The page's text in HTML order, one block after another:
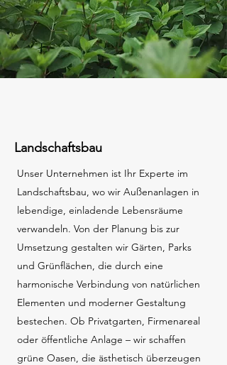
Landschaftsbau
Unser Unternehmen ist Ihr Experte im
Landschaftsbau, wo wir Außenanlagen in
lebendige, einladende Lebensräume
verwandeln. Von der Planung bis zur
Umsetzung gestalten wir Gärten, Parks
und Grünflächen, die durch eine
harmonische Verbindung von natürlichen
Elementen und moderner Gestaltung
bestechen. Ob Privatgarten, Firmenareal
oder öffentliche Anlage – wir schaffen
grüne Oasen, die ästhetisch überzeugen